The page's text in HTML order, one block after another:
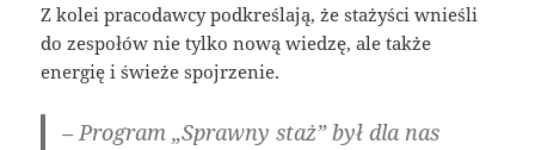
Z kolei pracodawcy podkreślają, że stażyści wnieśli
do zespołów nie tylko nową wiedzę, ale także
energię i świeże spojrzenie.
– Program „Sprawny staż” był dla nas